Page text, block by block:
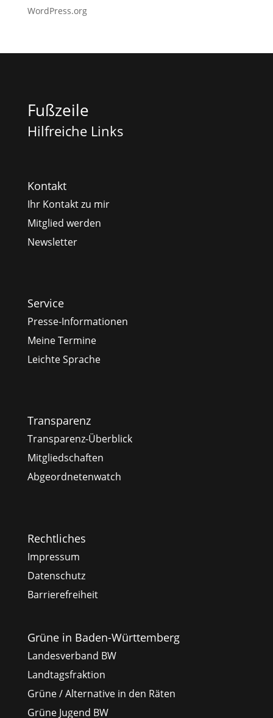
WordPress.org
Fußzeile
Hilfreiche Links
Kontakt
Ihr Kontakt zu mir
Mitglied werden
Newsletter
Service
Presse-Informationen
Meine Termine
Leichte Sprache
Transparenz
Transparenz-Überblick
Mitgliedschaften
Abgeordnetenwatch
Rechtliches
Impressum
Datenschutz
Barrierefreiheit
Grüne in Baden-Württemberg
Landesverband BW
Landtagsfraktion
Grüne / Alternative in den Räten
Grüne Jugend BW